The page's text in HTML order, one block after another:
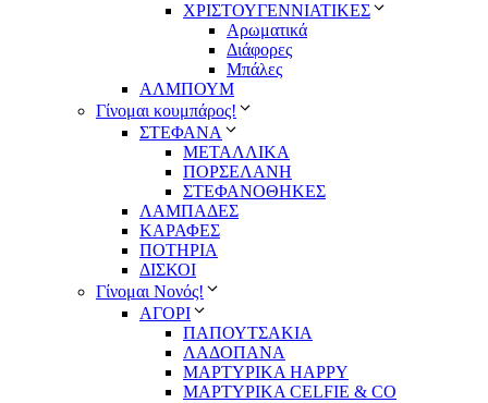
ΧΡΙΣΤΟΥΓΕΝΝΙΑΤΙΚΕΣ
Αρωματικά
Διάφορες
Μπάλες
ΑΛΜΠΟΥΜ
Γίνομαι κουμπάρος!
ΣΤΕΦΑΝΑ
ΜΕΤΑΛΛΙΚΑ
ΠΟΡΣΕΛΑΝΗ
ΣΤΕΦΑΝΟΘΗΚΕΣ
ΛΑΜΠΑΔΕΣ
ΚΑΡΑΦΕΣ
ΠΟΤΗΡΙΑ
ΔΙΣΚΟΙ
Γίνομαι Νονός!
ΑΓΟΡΙ
ΠΑΠΟΥΤΣΑΚΙΑ
ΛΑΔΟΠΑΝΑ
ΜΑΡΤΥΡΙΚΑ HAPPY
ΜΑΡΤΥΡΙΚΑ CELFIE & CO